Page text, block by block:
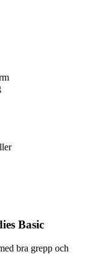
Basic
bra grepp och